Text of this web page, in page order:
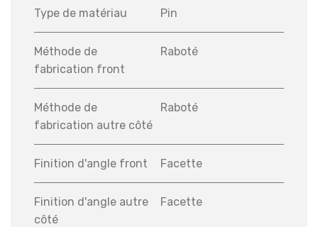
Type de matériau Pin
Méthode de
fabrication front
Raboté
Méthode de
fabrication autre côté
Raboté
Finition d'angle front Facette
Finition d'angle autre
côté
Facette